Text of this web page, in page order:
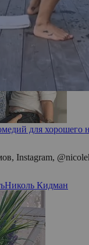
для хорошего
Instagram,
Николь Кидман